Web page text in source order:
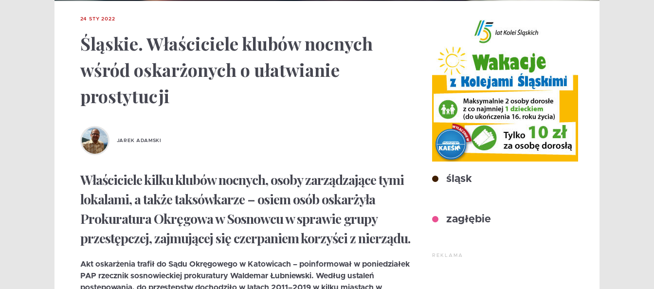
24 STY 2022
Śląskie. Właściciele klubów nocnych
wśród oskarżonych o ułatwianie
prostytucji
JAREK ADAMSKI
Właściciele kilku klubów nocnych, osoby zarządzające tymi
lokalami, a także taksówkarze – osiem osób oskarżyła
Prokuratura Okręgowa w Sosnowcu w sprawie grupy
przestępczej, zajmującej się czerpaniem korzyści z nierządu.
Akt oskarżenia trafił do Sądu Okręgowego w Katowicach – poinformował w poniedziałek
PAP rzecznik sosnowieckiej prokuratury Waldemar Łubniewski. Według ustaleń
śląsk
zagłębie
REKLAMA